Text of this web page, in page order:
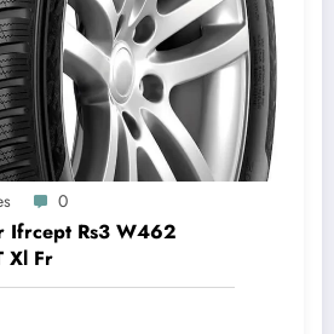
0
Ifrcept Rs3 W462
Xl Fr